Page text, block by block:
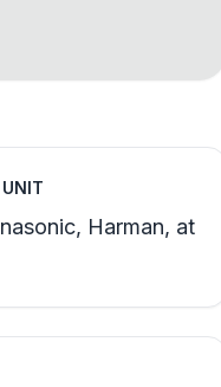
UNIT
Harman, at